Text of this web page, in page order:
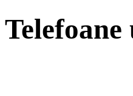
Telefoane